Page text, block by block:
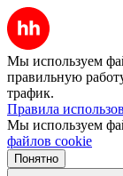
Мы используем
правильную
трафик.
Правила
Мы используем
файлов cookie
Понятно